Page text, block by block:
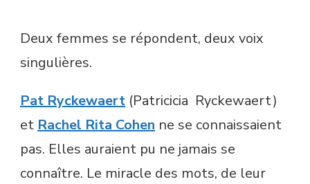
Deux femmes se répondent, deux voix
singulières.
Pat Ryckewaert (Patricicia Ryckewaert)
etRachel Rita Cohen ne se connaissaient
pas. Elles auraient pu ne jamais se
connaître. Le miracle des mots, de leur